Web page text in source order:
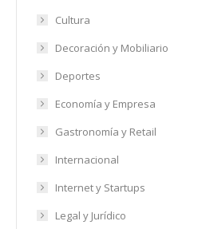
Cultura
Decoración y Mobiliario
Deportes
Economía y Empresa
Gastronomía y Retail
Internacional
Internet y Startups
Legal y Jurídico